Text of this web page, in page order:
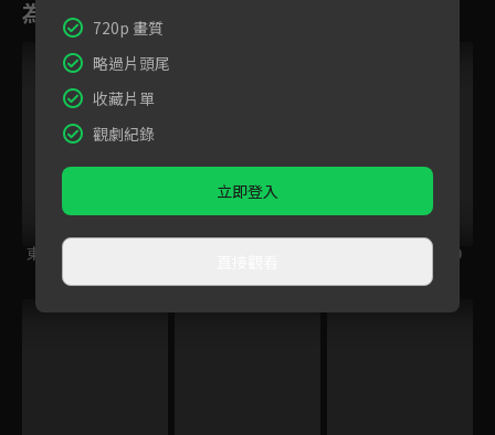
為您推薦
東方少年
(國語)路人超能100
720p 畫質
略過片頭尾
收藏片單
觀劇紀錄
立即登入